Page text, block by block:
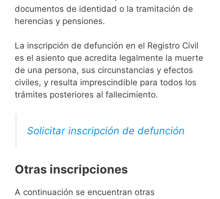
documentos de identidad o la tramitación de
herencias y pensiones.
La inscripción de defunción en el Registro Civil
es el asiento que acredita legalmente la muerte
de una persona, sus circunstancias y efectos
civiles, y resulta imprescindible para todos los
trámites posteriores al fallecimiento.
Solicitar inscripción de defunción
Otras inscripciones
A continuación se encuentran otras